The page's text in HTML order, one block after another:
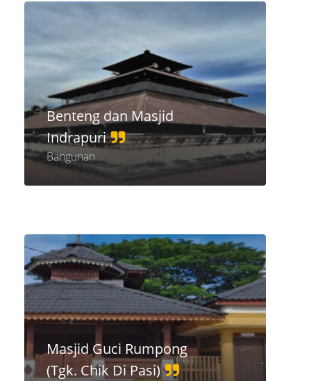
Benteng dan Masjid
Indrapuri
Bangunan
Masjid Guci Rumpong
(Tgk. Chik Di Pasi)